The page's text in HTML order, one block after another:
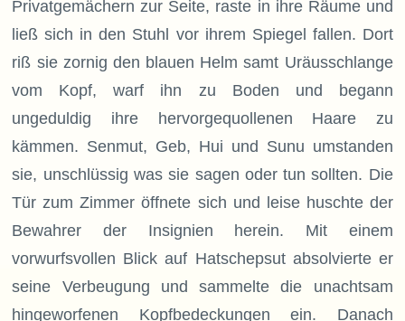
Privatgemächern zur Seite, raste in ihre Räume und
ließ sich in den Stuhl vor ihrem Spiegel fallen. Dort
riß sie zornig den blauen Helm samt Uräusschlange
vom Kopf, warf ihn zu Boden und begann
ungeduldig ihre hervorgequollenen Haare zu
kämmen. Senmut, Geb, Hui und Sunu umstanden
sie, unschlüssig was sie sagen oder tun sollten. Die
Tür zum Zimmer öffnete sich und leise huschte der
Bewahrer der Insignien herein. Mit einem
vorwurfsvollen Blick auf Hatschepsut absolvierte er
seine Verbeugung und sammelte die unachtsam
hingeworfenen Kopfbedeckungen ein. Danach